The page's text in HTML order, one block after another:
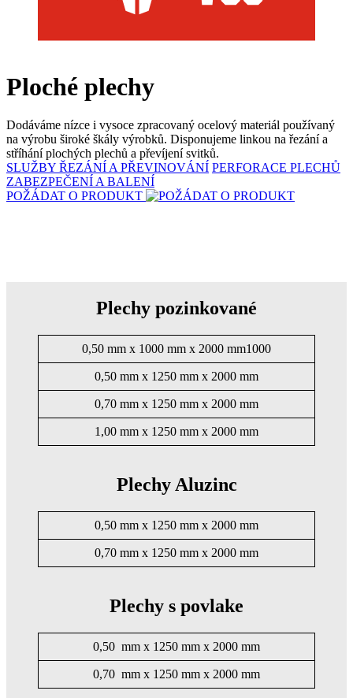
Ploché plechy
Dodáváme nízce i vysoce zpracovaný ocelový materiál používaný
na výrobu široké škály výrobků. Disponujeme linkou na řezání a
stříhání plochých plechů a převíjení svitků.
SLUŽBY ŘEZÁNÍ A PŘEVINOVÁNÍ PERFORACE PLECHŮ
ZABEZPEČENÍ A BALENÍ
POŽÁDAT O PRODUKT
Plechy pozinkované
0,50 mm x 1000 mm x 2000 mm1000
0,50 mm x 1250 mm x 2000 mm
0,70 mm x 1250 mm x 2000 mm
1,00 mm x 1250 mm x 2000 mm
Plechy Aluzinc
0,50 mm x 1250 mm x 2000 mm
0,70 mm x 1250 mm x 2000 mm
Plechy s povlake
0,50 mm x 1250 mm x 2000 mm
0,70 mm x 1250 mm x 2000 mm